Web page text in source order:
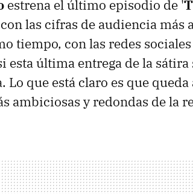
estrena el último episodio de '
las cifras de audiencia más
tiempo, con las redes
esta última entrega de la
Lo que está claro es que queda
ambiciosas y redondas de la